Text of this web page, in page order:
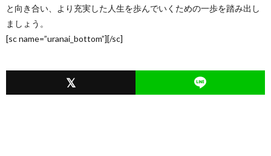
と向き合い、より充実した人生を歩んでいくための一歩を踏み出し
ましょう。
[sc name=”uranai_bottom”][/sc]